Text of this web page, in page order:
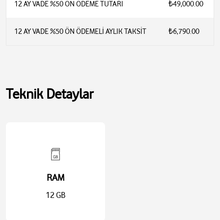
12 AY VADE %50 ÖN ÖDEME TUTARI ₺49,000.00
12 AY VADE %50 ÖN ÖDEMELİ AYLIK TAKSİT ₺6,790.00
Teknik Detaylar
RAM
12 GB